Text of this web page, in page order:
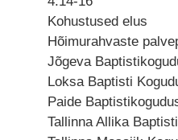
Kohustused elus
Hõimurahvaste
Jõgeva
Loksa Baptisti
Paide
Tallinna Allika